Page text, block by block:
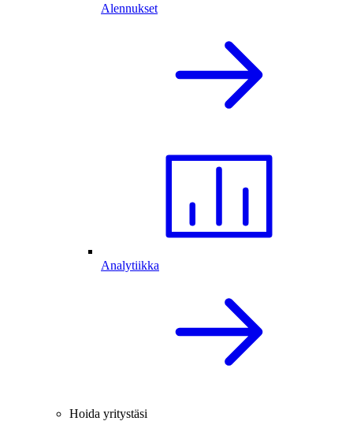
Alennukset
Analytiikka
Hoida yritystäsi